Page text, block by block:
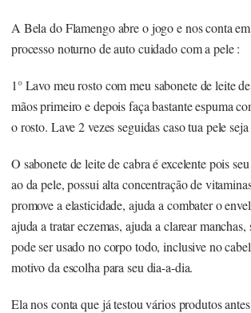
A Bela do Flamengo abre o jogo e nos conta
processo noturno de auto cuidado com a pele :
1° Lavo meu rosto com meu sabonete de leite
mãos primeiro e depois faça bastante espuma
o rosto. Lave 2 vezes seguidas caso tua pele
O sabonete de leite de cabra é excelente pois
ao da pele, possui alta concentração de
promove a elasticidade, ajuda a combater o
ajuda a tratar eczemas, ajuda a clarear
pode ser usado no corpo todo, inclusive no
motivo da escolha para seu dia-a-dia.
Ela nos conta que já testou vários produtos